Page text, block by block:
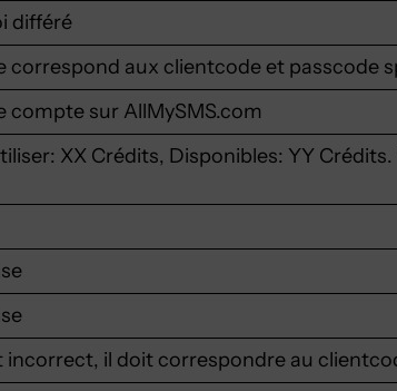
différé
aux clientcode et passcode
compte sur AllMySMS.com
XX Crédits, Disponibles: YY
incorrect, il doit correspondre au